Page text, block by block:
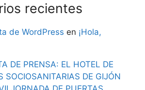
recientes
de WordPress en ¡Hola,
DE PRENSA: EL HOTEL DE
SOCIOSANITARIAS DE GIJÓN